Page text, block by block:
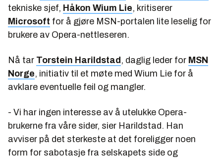
tekniske sjef, Håkon Wium Lie, kritiserer
Microsoft for å gjøre MSN-portalen lite leselig for
brukere av Opera-nettleseren.
Nå tar Torstein Harildstad , daglig leder for MSN
Norge, initiativ til et møte med Wium Lie for å
avklare eventuelle feil og mangler.
- Vi har ingen interesse av å utelukke Opera-
brukerne fra våre sider, sier Harildstad. Han
avviser på det sterkeste at det foreligger noen
form for sabotasje fra selskapets side og